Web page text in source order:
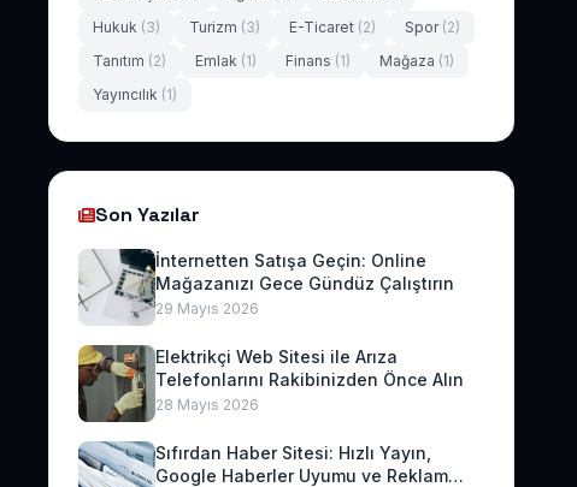
Hukuk (3) Turizm (3) E-Ticaret (2) Spor (2)
Tanıtım (2) Emlak (1) Finans (1) Mağaza (1)
Yayıncılık (1)
Son Yazılar
İnternetten Satışa Geçin: Online
Mağazanızı Gece Gündüz Çalıştırın
29 Mayıs 2026
Elektrikçi Web Sitesi ile Arıza
Telefonlarını Rakibinizden Önce Alın
28 Mayıs 2026
Sıfırdan Haber Sitesi: Hızlı Yayın,
Google Haberler Uyumu ve Reklam